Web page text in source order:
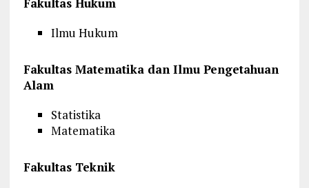
Fakultas Hukum
Ilmu Hukum
Fakultas Matematika dan Ilmu Pengetahuan
Alam
Statistika
Matematika
Fakultas Teknik